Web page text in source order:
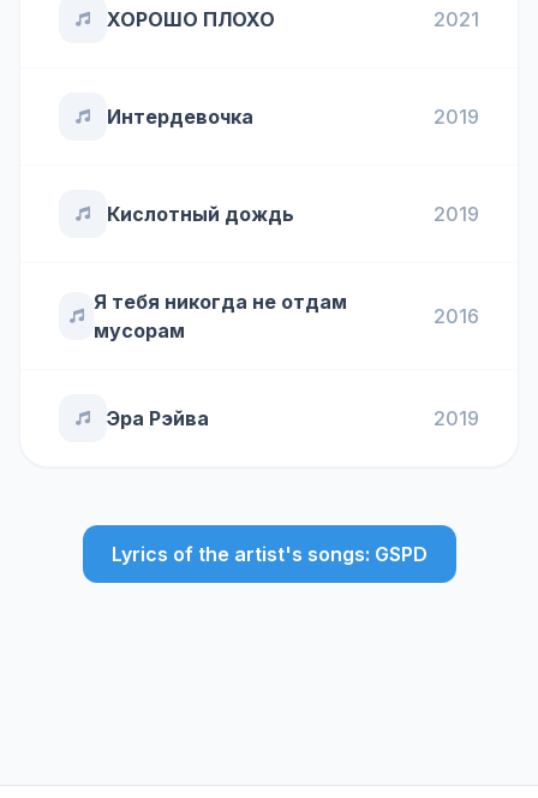
ХОРОШО ПЛОХО 2021
Интердевочка 2019
Кислотный дождь 2019
Я тебя никогда не отдам
мусорам
2016
Эра Рэйва 2019
Lyrics of the artist's songs: GSPD